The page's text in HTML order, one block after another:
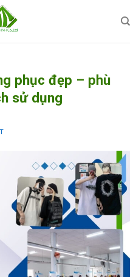
phục đẹp – phù
sử dụng